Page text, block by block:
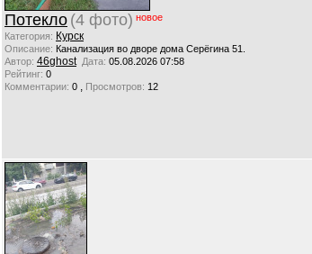
Потекло (4 фото) новое
Категория: Курск
Описание: Канализация во дворе дома Серёгина 51.
Автор: 46ghost Дата: 05.08.2026 07:58
Рейтинг: 0
Комментарии: 0 , Просмотров: 12